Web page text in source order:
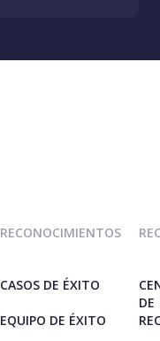
RECONOCIMIENTOS
CASOS DE ÉXITO
EQUIPO DE ÉXITO
DE